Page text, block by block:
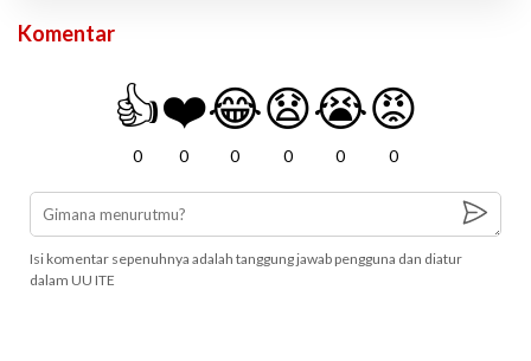
Komentar
👍
0
❤️
0
😂
0
😧
0
😭
0
😡
0
Isi komentar sepenuhnya adalah tanggung jawab pengguna dan diatur
dalam UU ITE